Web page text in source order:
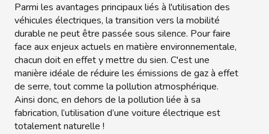
Parmi les avantages principaux liés à l'utilisation des
véhicules électriques, la transition vers la mobilité
durable ne peut être passée sous silence. Pour faire
face aux enjeux actuels en matière environnementale,
chacun doit en effet y mettre du sien. C'est une
manière idéale de réduire les émissions de gaz à effet
de serre, tout comme la pollution atmosphérique.
Ainsi donc, en dehors de la pollution liée à sa
fabrication, l’utilisation d’une voiture électrique est
totalement naturelle !